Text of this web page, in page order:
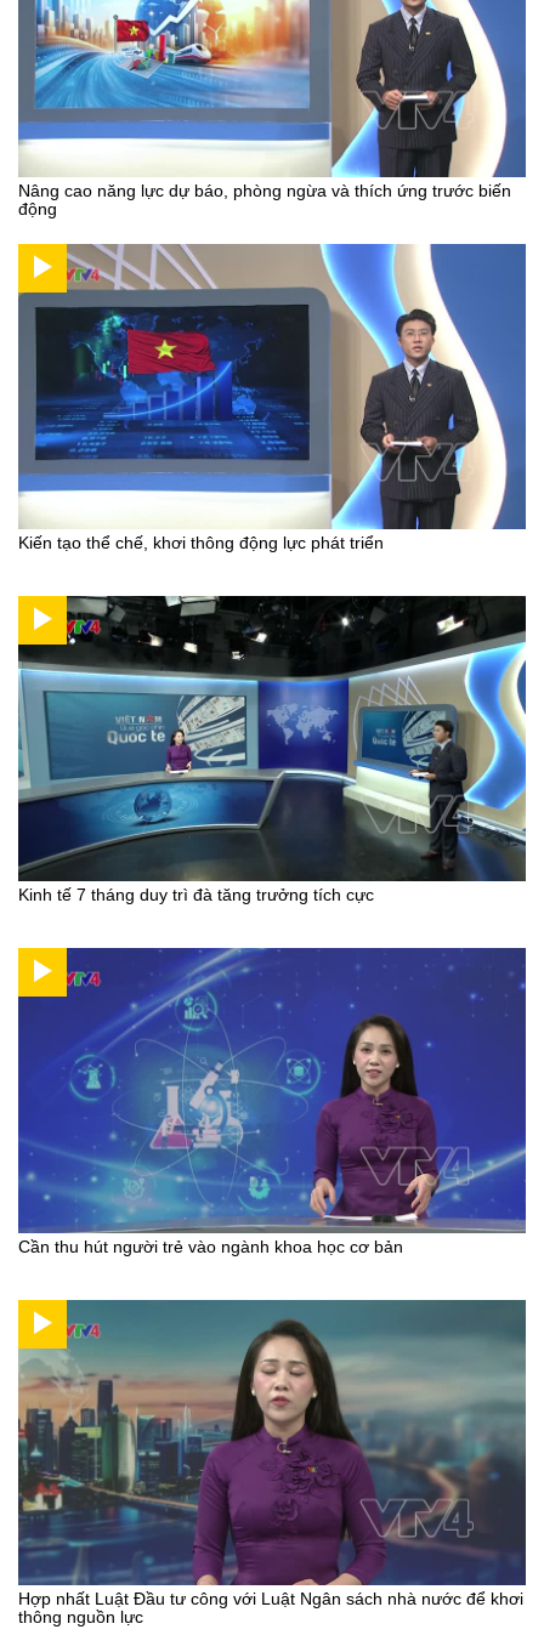
Nâng cao năng lực dự báo, phòng ngừa và thích ứng trước biến
động
Kiến tạo thể chế, khơi thông động lực phát triển
Kinh tế 7 tháng duy trì đà tăng trưởng tích cực
Cần thu hút người trẻ vào ngành khoa học cơ bản
Hợp nhất Luật Đầu tư công với Luật Ngân sách nhà nước để khơi
thông nguồn lực